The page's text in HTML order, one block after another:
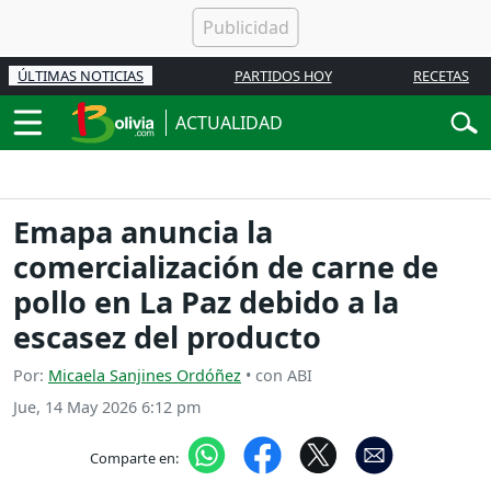
ÚLTIMAS NOTICIAS PARTIDOS HOY RECETAS
ACTUALIDAD
Emapa anuncia la
comercialización de carne de
pollo en La Paz debido a la
escasez del producto
Por: Micaela Sanjines Ordóñez • con ABI
Jue, 14 May 2026 6:12 pm
Comparte en: